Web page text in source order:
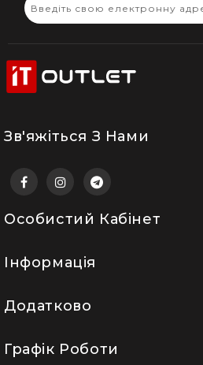
Зв'яжіться З Нами
Особистий Кабінет
Інформація
Додатково
Графік Роботи